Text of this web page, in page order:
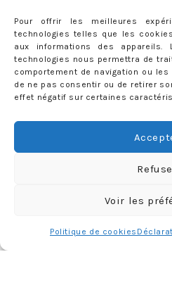
Pour offrir les meilleures
technologies telles que les
aux informations des
technologies nous permettra de
comportement de navigation ou
de ne pas consentir ou de retirer
effet négatif sur certaines
Voir les
Politique de cookies